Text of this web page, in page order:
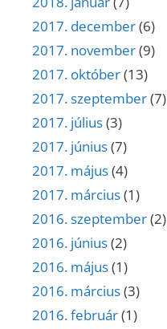
2017. december(6)
2017. november(9)
2017. október(13)
2017. szeptember(7)
2017. július(3)
2017. június(7)
2017. május(4)
2017. március(1)
2016. szeptember(2)
2016. június(2)
2016. május(1)
2016. március(3)
2016. február(1)